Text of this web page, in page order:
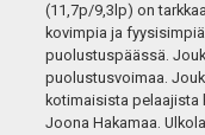
(11,7p/9,3lp) on
kovimpia ja
puolustuspäässä.
puolustusvoimaa.
kotimaisista pelaajista
Joona Hakamaa.